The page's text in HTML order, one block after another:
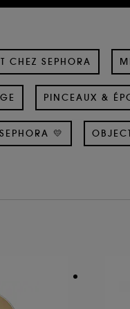
CHEZ SEPHORA
PINCEAUX &
💛